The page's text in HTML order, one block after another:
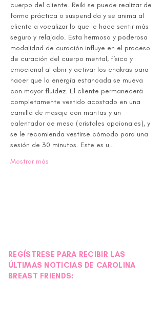
cuerpo del cliente. Reiki se puede realizar de
forma práctica o suspendida y se anima al
cliente a vocalizar lo que le hace sentir más
seguro y relajado. Esta hermosa y poderosa
modalidad de curación influye en el proceso
de curación del cuerpo mental, físico y
emocional al abrir y activar los chakras para
hacer que la energía estancada se mueva
con mayor fluidez. El cliente permanecerá
completamente vestido acostado en una
camilla de masaje con mantas y un
calentador de mesa (cristales opcionales), y
se le recomienda vestirse cómodo para una
sesión de 30 minutos. Este es u…
Mostrar más
REGÍSTRESE PARA RECIBIR LAS
ÚLTIMAS NOTICIAS DE CAROLINA
BREAST FRIENDS: